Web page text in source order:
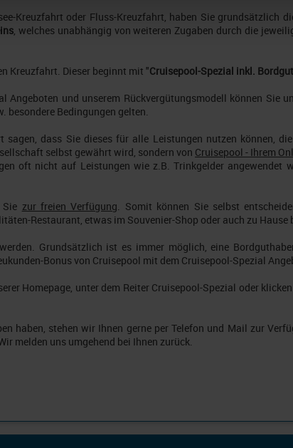
Kreuzfahrt oder Fluss-Kreuzfahrt, haben Sie grundsätzlich
, welches unabhängig von weiteren Zugaben durch die
Kreuzfahrt. Dieser beginnt mit "Cruisepool-Spezial inkl.
Angeboten und unserem Rückvergütungsmodell können Sie
besondere Bedingungen gelten.
dass Sie dieses für alle Leistungen nutzen können,
selbst gewährt wird, sondern von Cruisepool - Ihrem
oft nicht auf Leistungen wie z.B. Trinkgelder
zur freien Verfügung. Somit können Sie selbst
Restaurant, etwas im Souvenier-Shop oder auch zu
Grundsätzlich ist es immer möglich, eine
Bonus von Cruisepool mit dem Cruisepool-Spezial
Homepage, unter dem Reiter Cruisepool-Spezial oder
haben, stehen wir Ihnen gerne per Telefon und Mail zur
melden uns umgehend bei Ihnen zurück.